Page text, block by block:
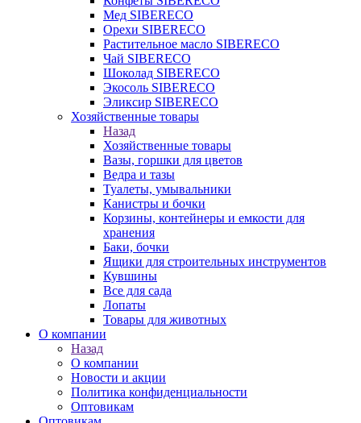
Мед SIBERECO
Орехи SIBERECO
Растительное масло SIBERECO
Чай SIBERECO
Шоколад SIBERECO
Экосоль SIBERECO
Эликсир SIBERECO
Хозяйственные товары
Назад
Хозяйственные товары
Вазы, горшки для цветов
Ведра и тазы
Туалеты, умывальники
Канистры и бочки
Корзины, контейнеры и емкости для
хранения
Баки, бочки
Ящики для строительных инструментов
Кувшины
Все для сада
Лопаты
Товары для животных
О компании
Назад
О компании
Новости и акции
Политика конфиденциальности
Оптовикам